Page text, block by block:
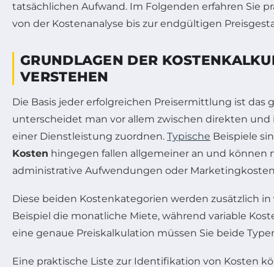
tatsächlichen Aufwand. Im Folgenden erfahren Sie
von der Kostenanalyse bis zur endgültigen
GRUNDLAGEN DER
VERSTEHEN
Die Basis jeder erfolgreichen Preisermittlung ist
unterscheidet man vor allem zwischen direkten
einer Dienstleistung zuordnen. Typische Beispiele
Kosten hingegen fallen allgemeiner an und können
administrative Aufwendungen oder
Diese beiden Kostenkategorien werden zusätzlich in
Beispiel die monatliche Miete, während variable
eine genaue Preiskalkulation müssen Sie beide
Eine praktische Liste zur Identifikation von Kosten